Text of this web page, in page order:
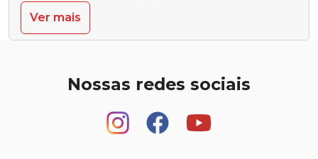
Ver mais
Nossas redes sociais